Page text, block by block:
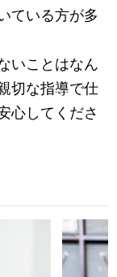
ている方が多
いことはなん
切な指導で仕
心してくださ